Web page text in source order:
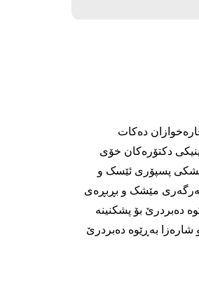
بە چارەخوازان دەکات
دکتۆرەکان خۆی
پسپۆری ئێسک و
مێشک و بڕبڕەی
دەبردرێ بۆ پشکنینە